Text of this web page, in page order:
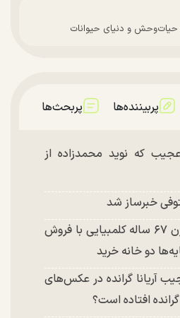
حیات‌وحش و دنیای حیوانات
پربیننده‌ها پربحث‌ها
که نوید محمدزاده از
خبرساز شد
ملکه شایعه کلمبیا؛ زن ۶۷ ساله کلمبیایی با فروش
دو خانه خرید
آریانا گرانده در عکس‌های
افتاده است؟